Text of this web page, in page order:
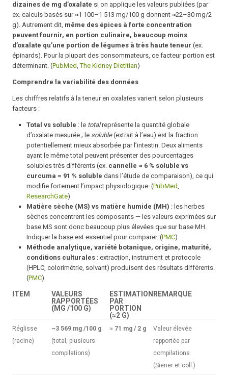
dizaines de mg d’oxalate si on applique les valeurs publiées (par
ex. calculs basés sur ≈1 100–1 513 mg/100 g donnent ≈22–30 mg/2
g). Autrement dit, même des épices à forte concentration
peuvent fournir, en portion culinaire, beaucoup moins
d’oxalate qu’une portion de légumes à très haute teneur (ex.
épinards). Pour la plupart des consommateurs, ce facteur portion est
déterminant. (PubMed,The Kidney Dietitian)
Comprendre la variabilité des données
Les chiffres relatifs à la teneur en oxalates varient selon plusieurs
facteurs :
Total vs soluble : le totalreprésente la quantité globale
d’oxalate mesurée ; le soluble(extrait à l’eau) est la fraction
potentiellement mieux absorbée par l’intestin. Deux aliments
ayant le même total peuvent présenter des pourcentages
solubles très différents (ex. cannelle ≈ 6 % soluble vs
curcuma ≈ 91 % soluble dans l’étude de comparaison), ce qui
modifie fortement l’impact physiologique. (PubMed,
ResearchGate)
Matière sèche (MS) vs matière humide (MH) : les herbes
sèches concentrent les composants — les valeurs exprimées sur
base MS sont donc beaucoup plus élevées que sur base MH.
Indiquer la base est essentiel pour comparer. (PMC)
Méthode analytique, variété botanique, origine, maturité,
conditions culturales : extraction, instrument et protocole
(HPLC, colorimétrie, solvant) produisent des résultats différents.
(PMC)
ITEM
VALEURS
RAPPORTÉES
(MG /100 G)
ESTIMATION
PAR
PORTION
(≈2 G)
REMARQUE
Réglisse
(racine)
~3 569 mg /100 g
(total, plusieurs
compilations)
≈ 71 mg / 2 g
Valeur élevée
rapportée par
compilations
(Siener et coll.)